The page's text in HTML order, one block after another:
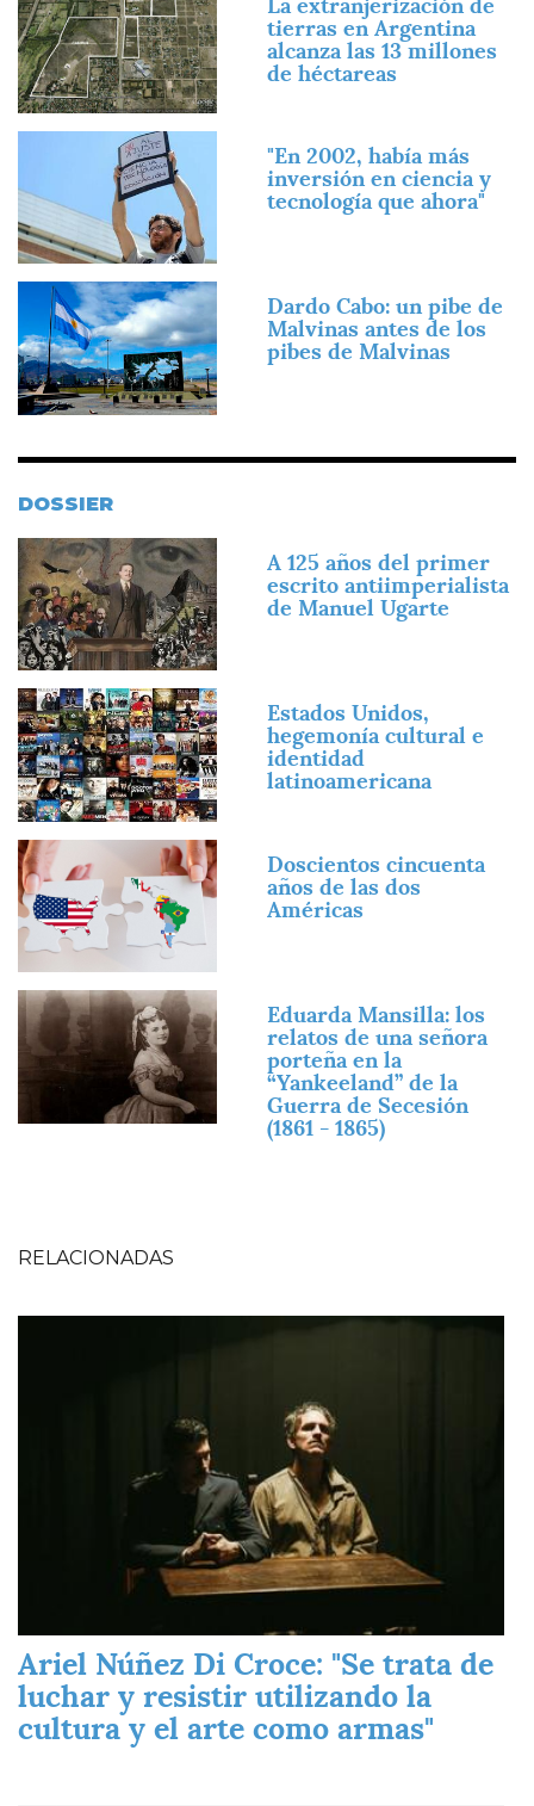
tierras en Argentina
alcanza las 13 millones
de héctareas
"En 2002, había más
inversión en ciencia y
tecnología que ahora"
Imagen
Dardo Cabo: un pibe de
Malvinas antes de los
pibes de Malvinas
DOSSIER
Imagen
A 125 años del primer
escrito antiimperialista
de Manuel Ugarte
Imagen
Estados Unidos,
hegemonía cultural e
identidad
latinoamericana
Imagen
Doscientos cincuenta
años de las dos
Américas
Imagen
Eduarda Mansilla: los
relatos de una señora
porteña en la
“Yankeeland” de la
Guerra de Secesión
(1861 - 1865)
RELACIONADAS
Ariel Núñez Di Croce: "Se trata de
luchar y resistir utilizando la
cultura y el arte como armas"